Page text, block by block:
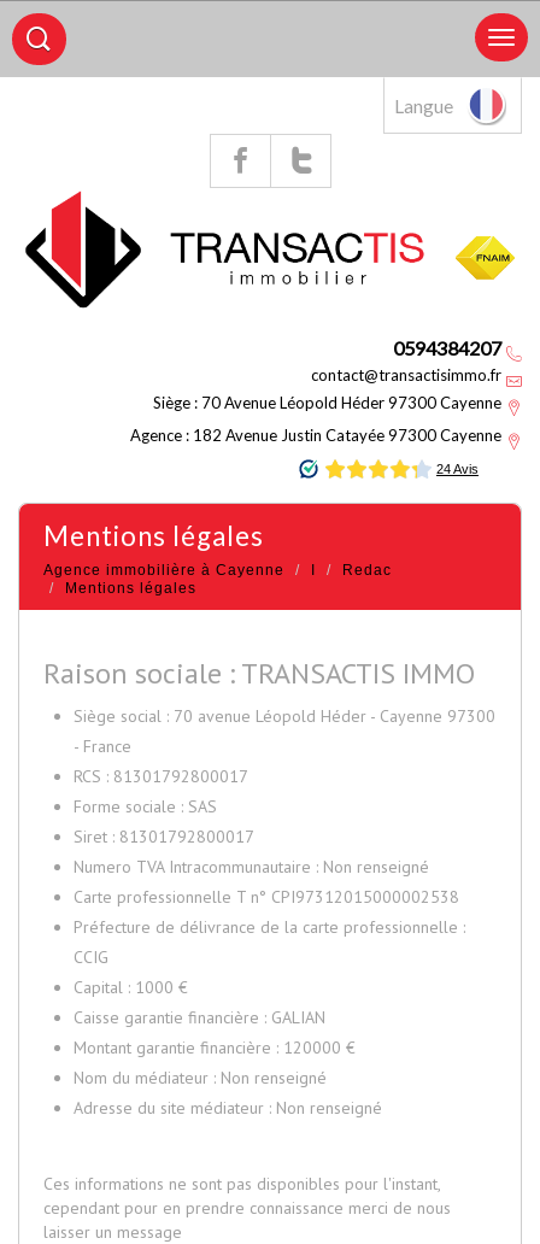
Langue
0594384207
contact@transactisimmo.fr
Siège : 70 Avenue Léopold Héder 97300 Cayenne
Agence : 182 Avenue Justin Catayée 97300 Cayenne
mentions légales
Agence immobilière à Cayenne I
Redac
Mentions légales
Raison sociale : TRANSACTIS IMMO
Siège social : 70 avenue Léopold Héder - Cayenne 97300
- France
RCS : 81301792800017
Forme sociale : SAS
Siret : 81301792800017
Numero TVA Intracommunautaire : Non renseigné
Carte professionnelle T n° CPI97312015000002538
Préfecture de délivrance de la carte professionnelle :
CCIG
Capital : 1000 €
Caisse garantie financière : GALIAN
Montant garantie financière : 120000 €
Nom du médiateur : Non renseigné
Adresse du site médiateur : Non renseigné
Ces informations ne sont pas disponibles pour l'instant,
cependant pour en prendre connaissance merci de nous
laisser un message